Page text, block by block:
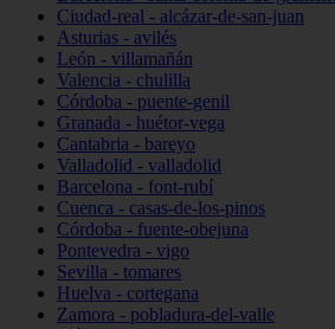
Ciudad-real - alcázar-de-san-juan
Asturias - avilés
León - villamañán
Valencia - chulilla
Córdoba - puente-genil
Granada - huétor-vega
Cantabria - bareyo
Valladolid - valladolid
Barcelona - font-rubí
Cuenca - casas-de-los-pinos
Córdoba - fuente-obejuna
Pontevedra - vigo
Sevilla - tomares
Huelva - cortegana
Zamora - pobladura-del-valle